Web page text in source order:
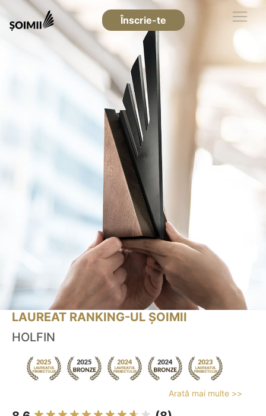
Înscrie-te
LAUREAT RANKING-UL ȘOIMII
HOLFIN
Arată mai multe >>